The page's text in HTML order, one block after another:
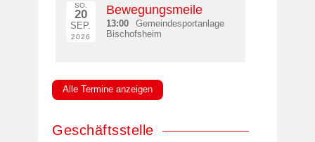
SO.
20
SEP.
2026
Bewegungsmeile
13:00
Gemeindesportanlage
Bischofsheim
Alle Termine anzeigen
Geschäftsstelle